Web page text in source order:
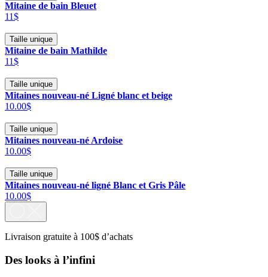
Mitaine de bain Bleuet
11$
Taille unique
Mitaine de bain Mathilde
11$
Taille unique
Mitaines nouveau-né Ligné blanc et beige
10.00$
Taille unique
Mitaines nouveau-né Ardoise
10.00$
Taille unique
Mitaines nouveau-né ligné Blanc et Gris Pâle
10.00$
Livraison gratuite à 100$ d’achats
Des looks à l’infini